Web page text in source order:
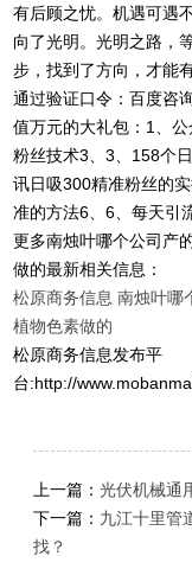
有后顾之忧。机遇可遇
向了光明。光明之路，
步，找到了方向，才能
通过验证口令：百度咨
值万元的大礼包：1、
粉丝技术3、3、158个
讯日吸300精准粉丝的
准的方法6、6、每天引
更多南烛叶哪个公司产
做的最新相关信息：
松原商务信息 南烛叶哪
植物色素做的
松原商务信息发布平
台:http://
上一篇：光伏机械通
下一篇： 九江十里管
找？